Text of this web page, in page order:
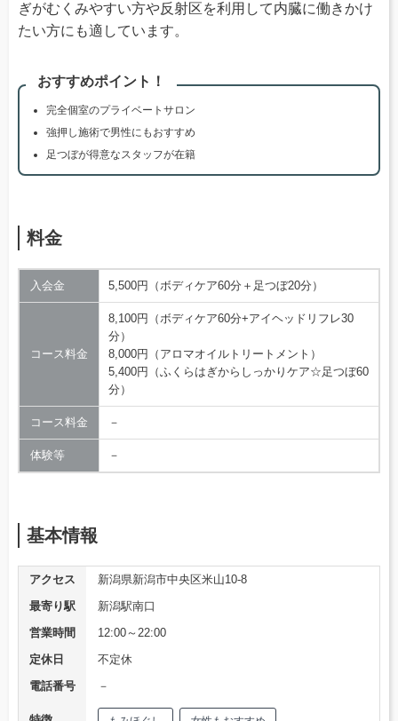
ぎがむくみやすい方や反射区を利用して内臓に働きかけ
たい方にも適しています。
おすすめポイント！
完全個室のプライベートサロン
強押し施術で男性にもおすすめ
足つぼが得意なスタッフが在籍
料金
入会金 5,500円（ボディケア60分＋足つぼ20分）
コース料金
8,100円（ボディケア60分+アイヘッドリフレ30
分）
8,000円（アロマオイルトリートメント）
5,400円（ふくらはぎからしっかりケア☆足つぼ60
分）
コース料金 －
体験等 －
基本情報
アクセス
新潟県新潟市中央区米山10-8
最寄り駅
新潟駅南口
営業時間
12:00～22:00
定休日
不定休
電話番号
－